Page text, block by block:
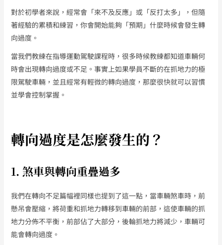
對於初學者來說，經常會「來不及反應」或「反打太多」，但隨
著經驗的累積和練習，你會開始能夠「預期」什麼時候會發生轉
向過度。
當我們教練在指導運動駕駛課程時，很多時候教練都知道車輛何
時會出現轉向過度或不足。事實上如果學員不斷的在抓地力的極
限駕駛車輛，並且經常有輕微的轉向過度，那麼很快就可以習慣
並學會控制掌握。
轉向過度是怎麼發生的？
1. 煞車與轉向重疊過多
我們在轉向不足篇幅裡同樣也提到了這一點，當車輛煞車時，前
懸吊會壓縮，將荷重和抓地力轉移到車輛的前部，這使車輛的抓
地力分佈不平衡，前部佔了大部分，後輪抓地力將減少，車輛可
能會轉向過度。